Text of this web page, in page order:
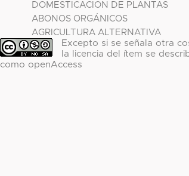
DOMESTICACION DE PLANTAS
ABONOS ORGÁNICOS
AGRICULTURA ALTERNATIVA
Excepto si se señala otra
la licencia del ítem se
como openAccess